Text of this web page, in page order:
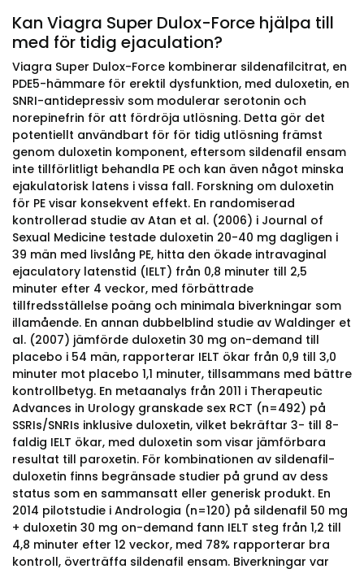
Kan Viagra Super Dulox-Force hjälpa till
med för tidig ejaculation?
Viagra Super Dulox-Force kombinerar sildenafilcitrat, en
PDE5-hämmare för erektil dysfunktion, med duloxetin, en
SNRI-antidepressiv som modulerar serotonin och
norepinefrin för att fördröja utlösning. Detta gör det
potentiellt användbart för för tidig utlösning främst
genom duloxetin komponent, eftersom sildenafil ensam
inte tillförlitligt behandla PE och kan även något minska
ejakulatorisk latens i vissa fall. Forskning om duloxetin
för PE visar konsekvent effekt. En randomiserad
kontrollerad studie av Atan et al. (2006) i Journal of
Sexual Medicine testade duloxetin 20-40 mg dagligen i
39 män med livslång PE, hitta den ökade intravaginal
ejaculatory latenstid (IELT) från 0,8 minuter till 2,5
minuter efter 4 veckor, med förbättrade
tillfredsställelse poäng och minimala biverkningar som
illamående. En annan dubbelblind studie av Waldinger et
al. (2007) jämförde duloxetin 30 mg on-demand till
placebo i 54 män, rapporterar IELT ökar från 0,9 till 3,0
minuter mot placebo 1,1 minuter, tillsammans med bättre
kontrollbetyg. En metaanalys från 2011 i Therapeutic
Advances in Urology granskade sex RCT (n=492) på
SSRIs/SNRIs inklusive duloxetin, vilket bekräftar 3- till 8-
faldig IELT ökar, med duloxetin som visar jämförbara
resultat till paroxetin. För kombinationen av sildenafil-
duloxetin finns begränsade studier på grund av dess
status som en sammansatt eller generisk produkt. En
2014 pilotstudie i Andrologia (n=120) på sildenafil 50 mg
+ duloxetin 30 mg on-demand fann IELT steg från 1,2 till
4,8 minuter efter 12 veckor, med 78% rapporterar bra
kontroll, överträffa sildenafil ensam. Biverkningar var